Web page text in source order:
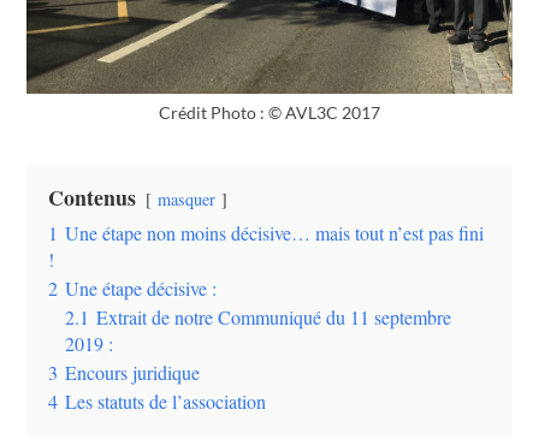
Crédit Photo : © AVL3C 2017
Contenus masquer
1 Une étape non moins décisive… mais tout n’est pas fini
!
2 Une étape décisive :
2.1 Extrait de notre Communiqué du 11 septembre
2019 :
3 Encours juridique
4 Les statuts de l’association